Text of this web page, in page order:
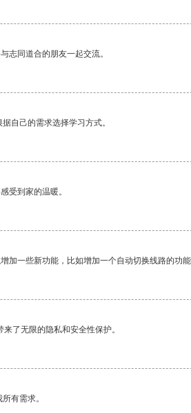
志同道合的朋友一起交流。
自己的需求选择学习方式。
受到家的温暖。
加一些新功能，比如增加一个自动切换线路的功能
了无限的隐私和安全性保护。
有需求。